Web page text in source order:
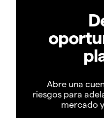
Abre una
riesgos para
mercado